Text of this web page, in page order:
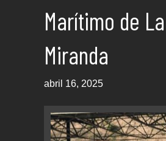
Marítimo de
Miranda
abril 16, 2025